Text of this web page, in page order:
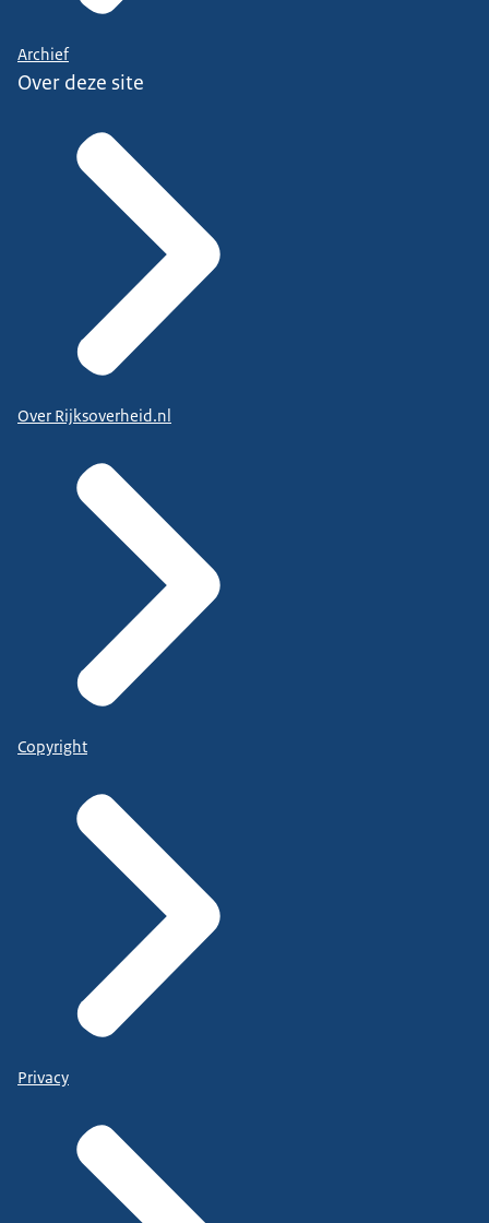
Archief
Over deze site
Over Rijksoverheid.nl
Copyright
Privacy